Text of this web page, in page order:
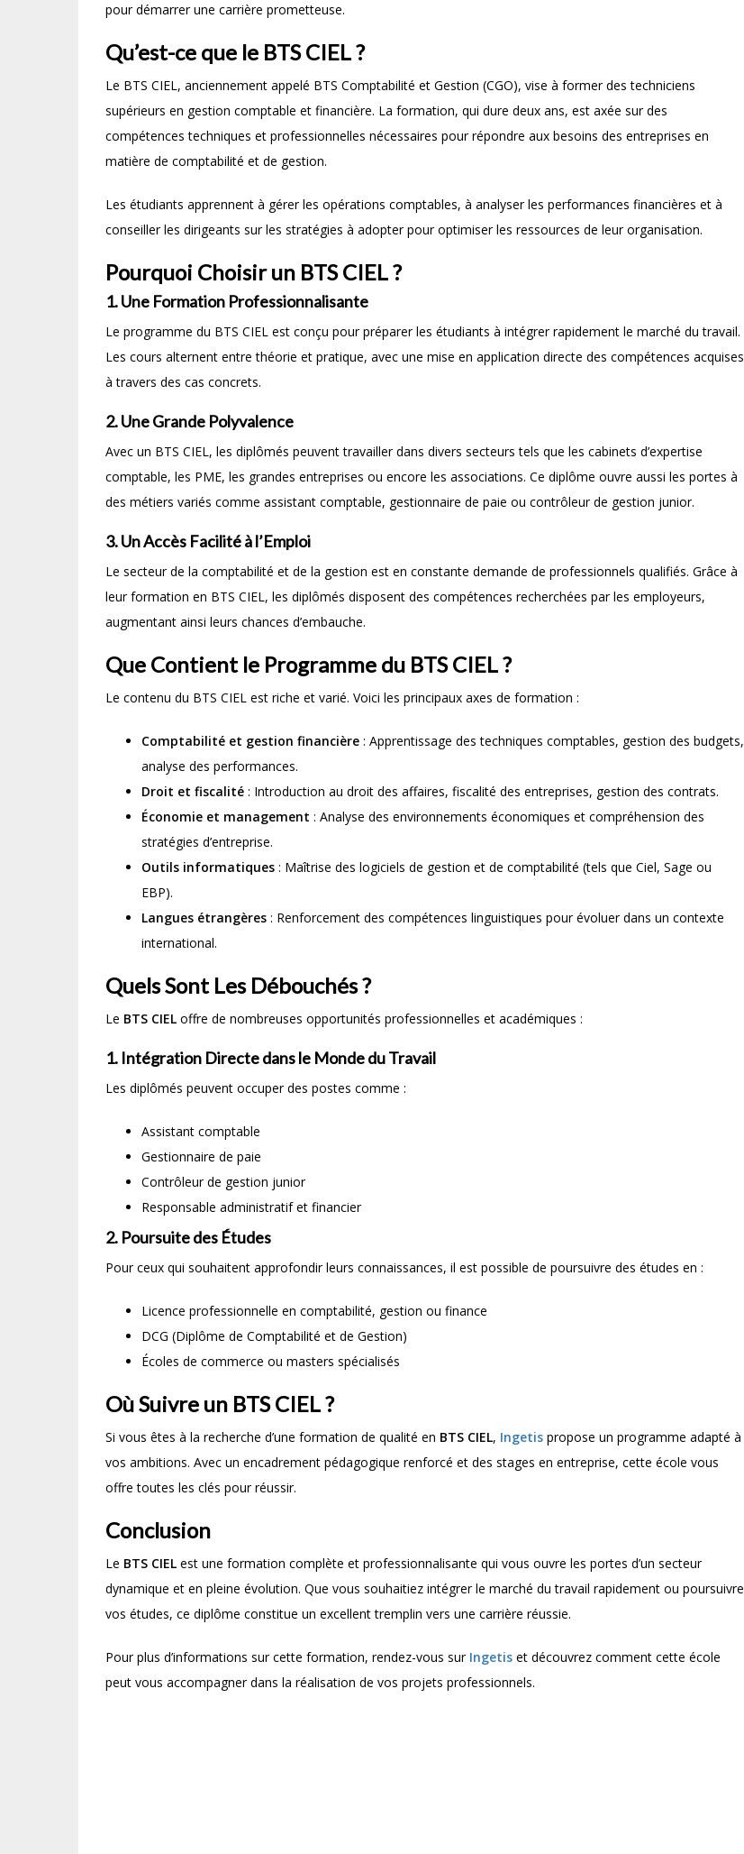
pour démarrer une carrière prometteuse.
Qu’est-ce que le BTS CIEL ?
Le BTS CIEL, anciennement appelé BTS Comptabilité et Gestion (CGO), vise à former des techniciens
supérieurs en gestion comptable et financière. La formation, qui dure deux ans, est axée sur des
compétences techniques et professionnelles nécessaires pour répondre aux besoins des entreprises en
matière de comptabilité et de gestion.
Les étudiants apprennent à gérer les opérations comptables, à analyser les performances financières et à
conseiller les dirigeants sur les stratégies à adopter pour optimiser les ressources de leur organisation.
Pourquoi Choisir un BTS CIEL ?
1.Une Formation Professionnalisante
Le programme du BTS CIEL est conçu pour préparer les étudiants à intégrer rapidement le marché du travail.
Les cours alternent entre théorie et pratique, avec une mise en application directe des compétences acquises
à travers des cas concrets.
2.Une Grande Polyvalence
Avec un BTS CIEL, les diplômés peuvent travailler dans divers secteurs tels que les cabinets d’expertise
comptable, les PME, les grandes entreprises ou encore les associations. Ce diplôme ouvre aussi les portes à
des métiers variés comme assistant comptable, gestionnaire de paie ou contrôleur de gestion junior.
3.Un Accès Facilité à l’Emploi
Le secteur de la comptabilité et de la gestion est en constante demande de professionnels qualifiés. Grâce à
leur formation en BTS CIEL, les diplômés disposent des compétences recherchées par les employeurs,
augmentant ainsi leurs chances d’embauche.
Que Contient le Programme du BTS CIEL ?
Le contenu du BTS CIEL est riche et varié. Voici les principaux axes de formation :
Comptabilité et gestion financière : Apprentissage des techniques comptables, gestion des budgets,
analyse des performances.
Droit et fiscalité : Introduction au droit des affaires, fiscalité des entreprises, gestion des contrats.
Économie et management : Analyse des environnements économiques et compréhension des
stratégies d’entreprise.
Outils informatiques : Maîtrise des logiciels de gestion et de comptabilité (tels que Ciel, Sage ou
EBP).
Langues étrangères : Renforcement des compétences linguistiques pour évoluer dans un contexte
international.
Quels Sont Les Débouchés ?
Le BTS CIEL offre de nombreuses opportunités professionnelles et académiques :
1. Intégration Directe dans le Monde du Travail
Les diplômés peuvent occuper des postes comme :
Assistant comptable
Gestionnaire de paie
Contrôleur de gestion junior
Responsable administratif et financier
2. Poursuite des Études
Pour ceux qui souhaitent approfondir leurs connaissances, il est possible de poursuivre des études en :
Licence professionnelle en comptabilité, gestion ou finance
DCG (Diplôme de Comptabilité et de Gestion)
Écoles de commerce ou masters spécialisés
Où Suivre un BTS CIEL ?
Si vous êtes à la recherche d’une formation de qualité en BTS CIEL, Ingetis propose un programme adapté à
vos ambitions. Avec un encadrement pédagogique renforcé et des stages en entreprise, cette école vous
offre toutes les clés pour réussir.
Conclusion
Le BTS CIEL est une formation complète et professionnalisante qui vous ouvre les portes d’un secteur
dynamique et en pleine évolution. Que vous souhaitiez intégrer le marché du travail rapidement ou poursuivre
vos études, ce diplôme constitue un excellent tremplin vers une carrière réussie.
Pour plus d’informations sur cette formation, rendez-vous sur Ingetis et découvrez comment cette école
peut vous accompagner dans la réalisation de vos projets professionnels.